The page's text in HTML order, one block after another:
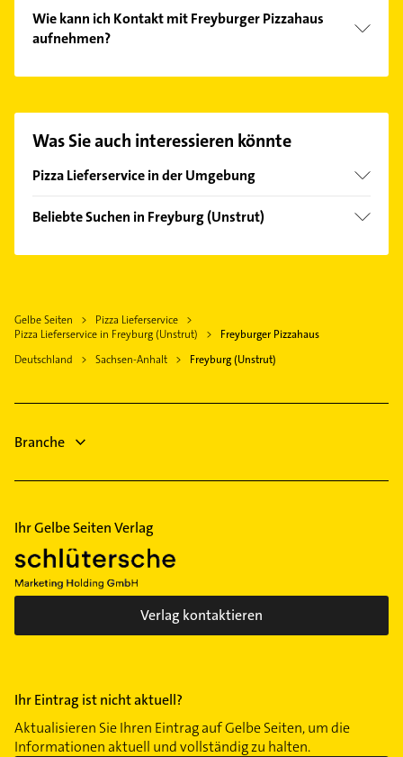
Wie kann ich Kontakt mit Freyburger Pizzahaus
aufnehmen?
finden Sie alleKontaktdaten.
Was Sie auch interessieren könnte
Pizza Lieferservice in der Umgebung
Naumburg (Saale)
Merseburg (Saale)
Beliebte Suchen in Freyburg (Unstrut)
Lüftungsanlagen
Physikalische Therapie
Krankengymnastik
Schreiner
Gelbe Seiten
Pizza Lieferservice
Pizza Lieferservice in Freyburg (Unstrut)
Freyburger Pizzahaus
Deutschland
Sachsen-Anhalt Freyburg (Unstrut)
Branche
Ihr Gelbe Seiten Verlag
Verlag kontaktieren
Ihr Eintrag ist nicht aktuell?
Aktualisieren Sie Ihren Eintrag auf Gelbe Seiten, um die
Informationen aktuell und vollständig zu halten.